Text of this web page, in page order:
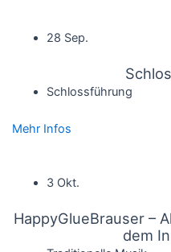
28 Sep.
Schlossführung
Mehr Infos
3 Okt.
HappyGlueBrauser –
dem